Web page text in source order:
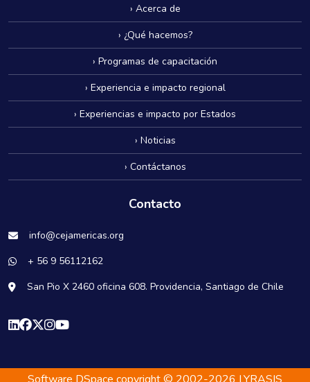
› Acerca de
› ¿Qué hacemos?
› Programas de capacitación
› Experiencia e impacto regional
› Experiencias e impacto por Estados
› Noticias
› Contáctanos
Contacto
info@cejamericas.org
+ 56 9 56112162
San Pio X 2460 oficina 608. Providencia, Santiago de Chile